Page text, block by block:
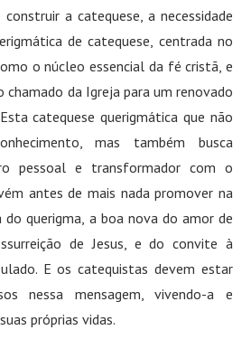
a catequese, a necessidade
de catequese, centrada no
o núcleo essencial da fé cristã, e
da Igreja para um renovado
catequese querigmática que não
mas também busca
pessoal e transformador com o
antes de mais nada promover na
querigma, a boa nova do amor de
de Jesus, e do convite à
E os catequistas devem estar
nessa mensagem, vivendo-a e
próprias vidas.